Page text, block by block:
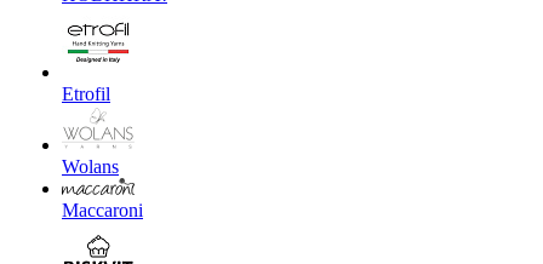
Etrofil
Wolans
Maccaroni